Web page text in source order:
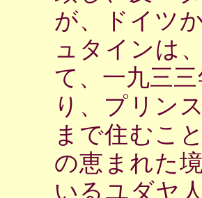
が、ドイツ
ュタインは
て、一九三
り、プリン
まで住むこ
の恵まれた
いるユダヤ